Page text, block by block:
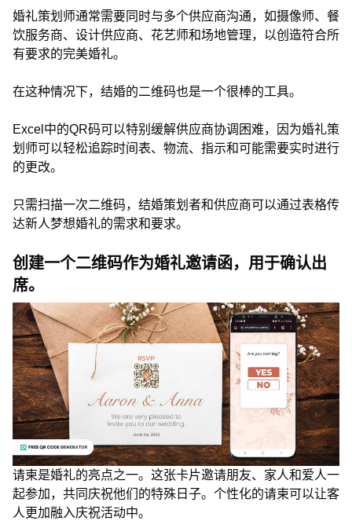
婚礼策划师通常需要同时与多个供应商沟通，如摄像师、餐
饮服务商、设计供应商、花艺师和场地管理，以创造符合所
有要求的完美婚礼。
在这种情况下，结婚的二维码也是一个很棒的工具。
Excel中的QR码可以特别缓解供应商协调困难，因为婚礼策
划师可以轻松追踪时间表、物流、指示和可能需要实时进行
的更改。
只需扫描一次二维码，结婚策划者和供应商可以通过表格传
达新人梦想婚礼的需求和要求。
创建一个二维码作为婚礼邀请函，用于确认出
席。
请柬是婚礼的亮点之一。这张卡片邀请朋友、家人和爱人一
起参加，共同庆祝他们的特殊日子。个性化的请柬可以让客
人更加融入庆祝活动中。